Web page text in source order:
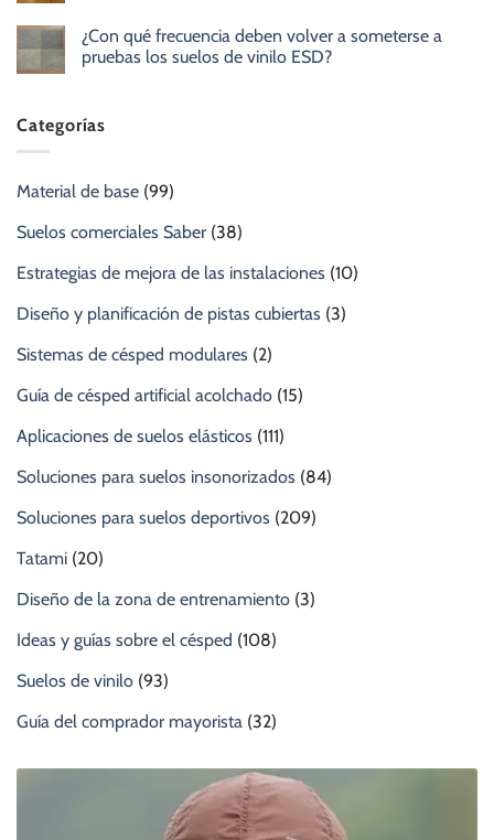
¿Con qué frecuencia deben volver a someterse a
pruebas los suelos de vinilo ESD?
Categorías
Material de base (99)
Suelos comerciales Saber (38)
Estrategias de mejora de las instalaciones (10)
Diseño y planificación de pistas cubiertas (3)
Sistemas de césped modulares (2)
Guía de césped artificial acolchado (15)
Aplicaciones de suelos elásticos (111)
Soluciones para suelos insonorizados (84)
Soluciones para suelos deportivos (209)
Tatami (20)
Diseño de la zona de entrenamiento (3)
Ideas y guías sobre el césped (108)
Suelos de vinilo (93)
Guía del comprador mayorista (32)